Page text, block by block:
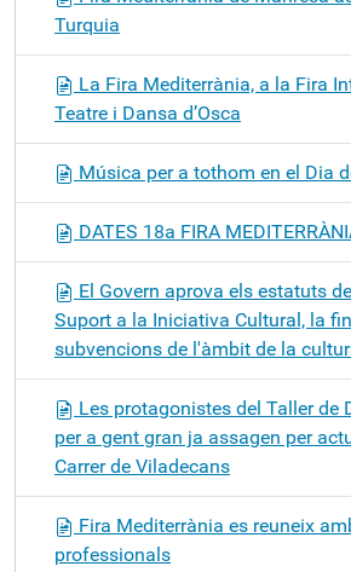
Turquia
La Fira Mediterrània, a la Fira
Teatre i Dansa d’Osca
Música per a tothom en el Dia
DATES 18a FIRA
El Govern aprova els estatuts
Suport a la Iniciativa Cultural, la
subvencions de l'àmbit de la
Les protagonistes del Taller de
per a gent gran ja assagen per
Carrer de Viladecans
Fira Mediterrània es reuneix
professionals